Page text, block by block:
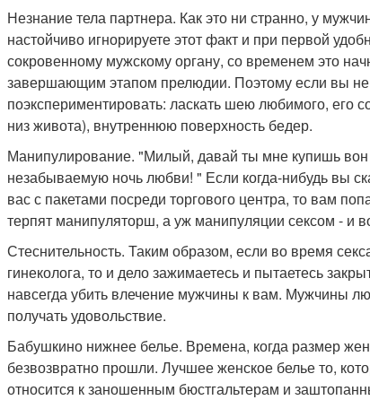
Незнание тела партнера. Как это ни странно, у
настойчиво игнорируете этот факт и при первой
сокровенному мужскому органу, со временем это
завершающим этапом прелюдии. Поэтому если вы не
поэкспериментировать: ласкать шею любимого, его
низ живота), внутреннюю поверхность бедер.
Манипулирование. "Милый, давай ты мне купишь
незабываемую ночь любви! " Если когда-нибудь вы
вас с пакетами посреди торгового центра, то вам
терпят манипуляторш, а уж манипуляции сексом - и
Стеснительность. Таким образом, если во время
гинеколога, то и дело зажимаетесь и пытаетесь
навсегда убить влечение мужчины к вам. Мужчины
получать удовольствие.
Бабушкино нижнее белье. Времена, когда размер
безвозвратно прошли. Лучшее женское белье то,
относится к заношенным бюстгальтерам и